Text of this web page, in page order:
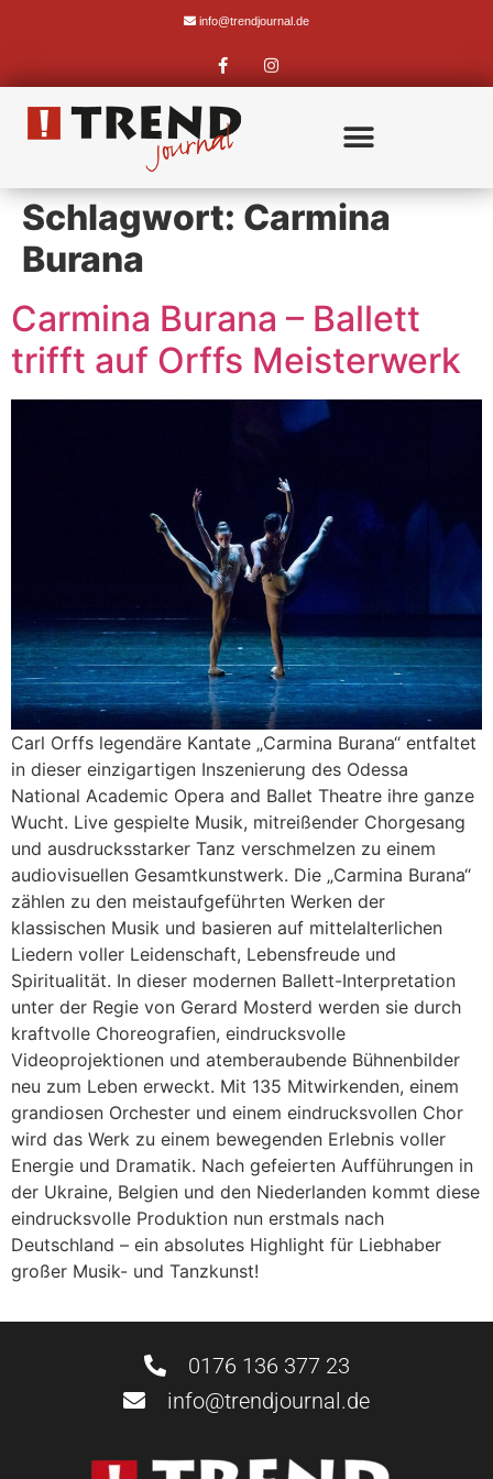
info@trendjournal.de
Schlagwort: Carmina
Burana
Carmina Burana – Ballett
trifft auf Orffs Meisterwerk
Carl Orffs legendäre Kantate „Carmina Burana“ entfaltet
in dieser einzigartigen Inszenierung des Odessa
National Academic Opera and Ballet Theatre ihre ganze
Wucht. Live gespielte Musik, mitreißender Chorgesang
und ausdrucksstarker Tanz verschmelzen zu einem
audiovisuellen Gesamtkunstwerk. Die „Carmina Burana“
zählen zu den meistaufgeführten Werken der
klassischen Musik und basieren auf mittelalterlichen
Liedern voller Leidenschaft, Lebensfreude und
Spiritualität. In dieser modernen Ballett-Interpretation
unter der Regie von Gerard Mosterd werden sie durch
kraftvolle Choreografien, eindrucksvolle
Videoprojektionen und atemberaubende Bühnenbilder
neu zum Leben erweckt. Mit 135 Mitwirkenden, einem
grandiosen Orchester und einem eindrucksvollen Chor
wird das Werk zu einem bewegenden Erlebnis voller
Energie und Dramatik. Nach gefeierten Aufführungen in
der Ukraine, Belgien und den Niederlanden kommt diese
eindrucksvolle Produktion nun erstmals nach
Deutschland – ein absolutes Highlight für Liebhaber
großer Musik- und Tanzkunst!
0176 136 377 23
info@trendjournal.de